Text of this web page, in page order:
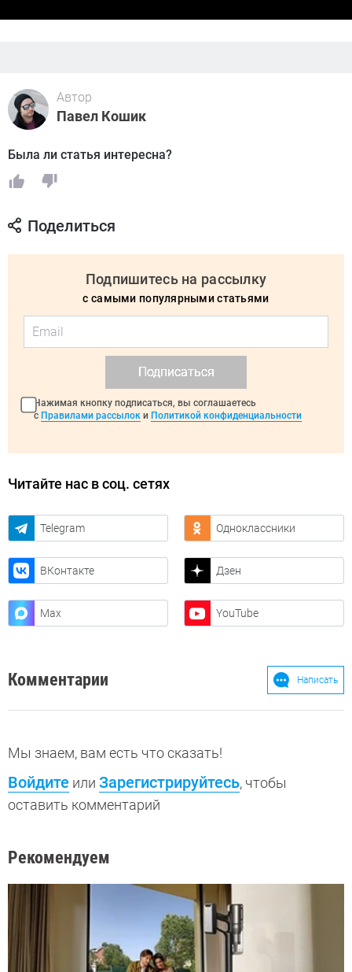
Автор
Павел Кошик
Была ли статья интересна?
Поделиться
Подпишитесь на рассылку
с самыми популярными статьями
Подписаться
Нажимая кнопку подписаться, вы соглашаетесь
с Правилами рассылок и Политикой конфиденциальности
Читайте нас в соц. сетях
Telegram Одноклассники
ВКонтакте Дзен
Max YouTube
Комментарии Написать
Мы знаем, вам есть что сказать!
Войдите или Зарегистрируйтесь, чтобы
оставить комментарий
Рекомендуем